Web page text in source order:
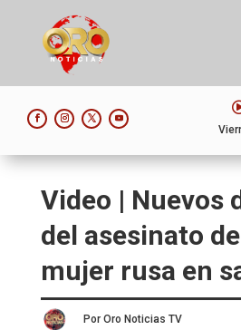
Video | Nuevos
del asesinato
mujer rusa en
Por Oro Noticias TV